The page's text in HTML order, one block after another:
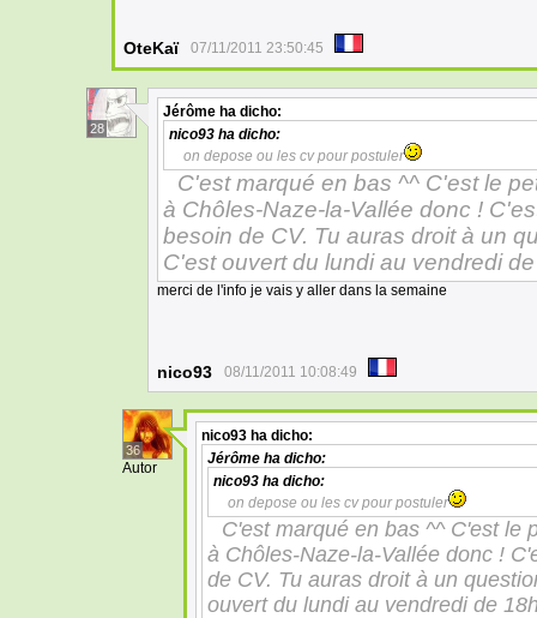
OteKaï 07/11/2011 23:50:45
28
Jérôme ha dicho:
nico93 ha dicho:
on depose ou les cv pour postuler
C'est marqué en bas ^^ C'est le
à Chôles-Naze-la-Vallée donc !
besoin de CV. Tu auras droit à un
C'est ouvert du lundi au vendredi
merci de l'info je vais y aller dans la semaine
nico93 08/11/2011 10:08:49
36
Autor
nico93 ha dicho:
Jérôme ha dicho:
nico93 ha dicho:
on depose ou les cv pour postuler
C'est marqué en bas ^^ C'est le
à Chôles-Naze-la-Vallée donc !
de CV. Tu auras droit à un
ouvert du lundi au vendredi de